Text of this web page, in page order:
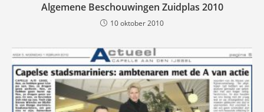
Algemene Beschouwingen Zuidplas 2010
10 oktober 2010